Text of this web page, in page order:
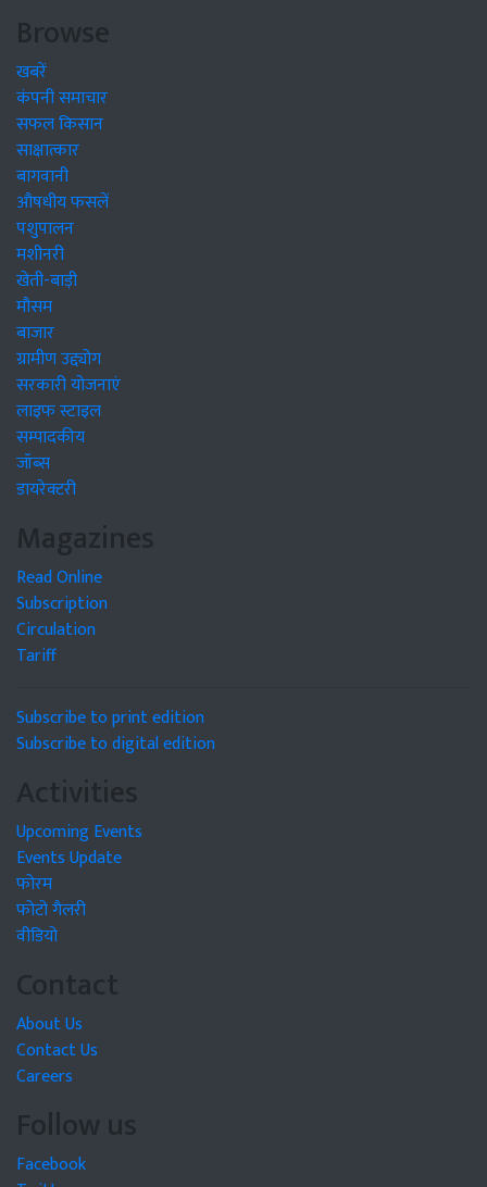
Browse
खबरें
कंपनी समाचार
सफल किसान
साक्षात्कार
बागवानी
औषधीय फसलें
पशुपालन
मशीनरी
खेती-बाड़ी
मौसम
बाजार
ग्रामीण उद्द्योग
सरकारी योजनाएं
लाइफ स्टाइल
सम्पादकीय
जॉब्स
डायरेक्टरी
Magazines
Read Online
Subscription
Circulation
Tariff
Subscribe to print edition
Subscribe to digital edition
Activities
Upcoming Events
Events Update
फोरम
फोटो गैलरी
वीडियो
Contact
About Us
Contact Us
Careers
Follow us
Facebook